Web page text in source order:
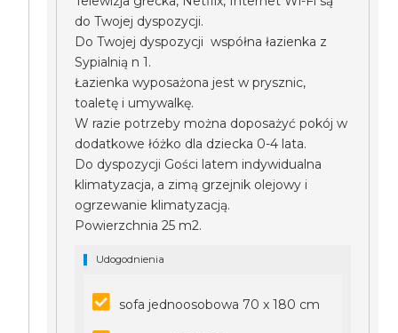
do Twojej dyspozycji.
Do Twojej dyspozycji współna łazienka z
Sypialnią n 1.
Łazienka wyposażona jest w prysznic,
toaletę i umywalkę.
W razie potrzeby można doposażyć pokój w
dodatkowe łóżko dla dziecka 0-4 lata.
Do dyspozycji Gości latem indywidualna
klimatyzacja, a zimą grzejnik olejowy i
ogrzewanie klimatyzacją.
Powierzchnia 25 m2.
Udogodnienia
sofa jednoosobowa 70 x 180 cm